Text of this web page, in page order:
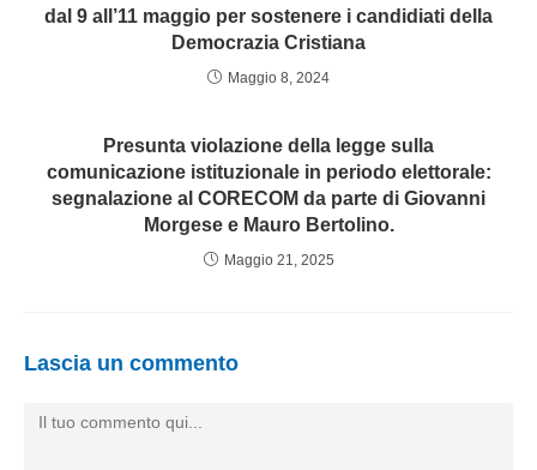
dal 9 all’11 maggio per sostenere i candidiati della
Democrazia Cristiana
Maggio 8, 2024
Presunta violazione della legge sulla
comunicazione istituzionale in periodo elettorale:
segnalazione al CORECOM da parte di Giovanni
Morgese e Mauro Bertolino.
Maggio 21, 2025
Lascia un commento